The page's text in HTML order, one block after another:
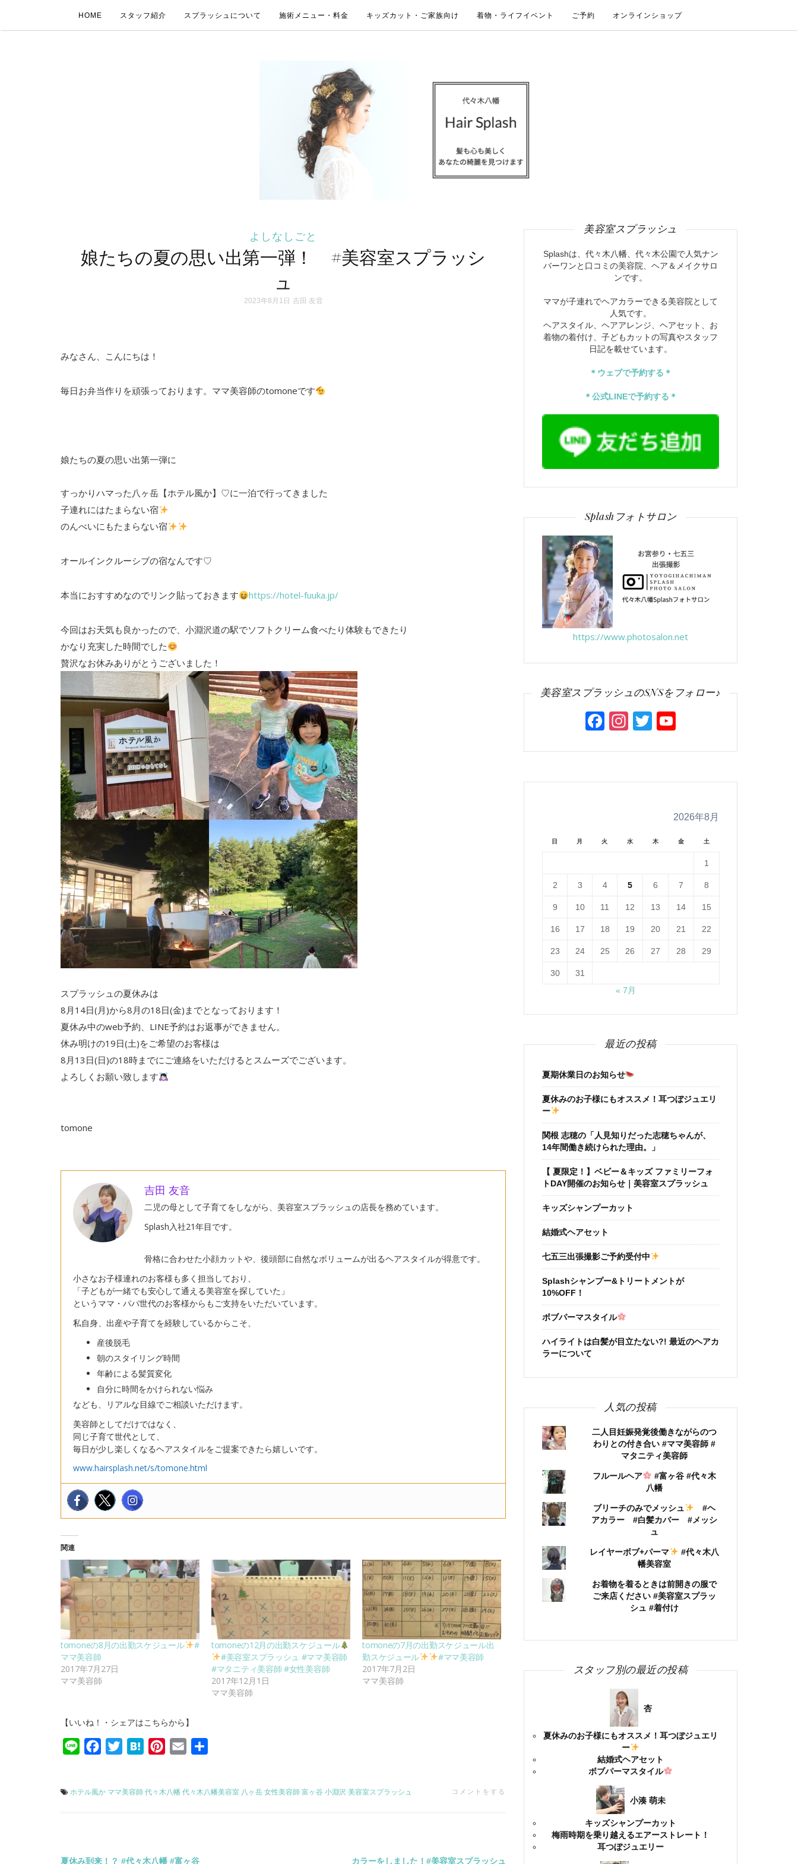
HOME スタッフ紹介 スプラッシュについて 施術メニュー・料金 キッズカット・ご家族向け 着物・ライフイベント ご予約 オンラインショップ
よしなしごと
娘たちの夏の思い出第一弾！ #美容室スプラッシ
ュ
2023年8月1日 吉田 友音
みなさん、こんにちは！
毎日お弁当作りを頑張っております。ママ美容師のtomoneです
娘たちの夏の思い出第一弾に
すっかりハマった八ヶ岳【ホテル風か】♡に一泊で行ってきました
子連れにはたまらない宿
のんべいにもたまらない宿
オールインクルーシブの宿なんです♡
本当におすすめなのでリンク貼っておきます https://hotel-fuuka.jp/
今回はお天気も良かったので、小淵沢道の駅でソフトクリーム食べたり体験もできたり
かなり充実した時間でした
贅沢なお休みありがとうございました！
スプラッシュの夏休みは
8月14日(月)から8月の18日(金)までとなっております！
夏休み中のweb予約、LINE予約はお返事ができません。
休み明けの19日(土)をご希望のお客様は
8月13日(日)の18時までにご連絡をいただけるとスムーズでございます。
よろしくお願い致します
tomone
吉田 友音
二児の母として子育てをしながら、美容室スプラッシュの店長を務めています。
Splash入社21年目です。
骨格に合わせた小顔カットや、後頭部に自然なボリュームが出るヘアスタイルが得意です。
小さなお子様連れのお客様も多く担当しており、
「子どもが一緒でも安心して通える美容室を探していた」
というママ・パパ世代のお客様からもご支持をいただいています。
私自身、出産や子育てを経験しているからこそ、
産後脱毛
朝のスタイリング時間
年齢による髪質変化
自分に時間をかけられない悩み
なども、リアルな目線でご相談いただけます。
美容師としてだけではなく、
同じ子育て世代として、
毎日が少し楽しくなるヘアスタイルをご提案できたら嬉しいです。
www.hairsplash.net/s/tomone.html
関連
tomoneの8月の出勤スケジュール
#
ママ美容師
2017年7月27日
ママ美容師
tomoneの12月の出勤スケジュール
#美容室スプラッシュ #ママ美容師
#マタニティ美容師 #女性美容師
2017年12月1日
ママ美容師
tomoneの7月の出勤スケジュール出
勤スケジュール
#ママ美容師
2017年7月2日
ママ美容師
【いいね！・シェアはこちらから】
Line FacebookTwitterHatenaPinterest
Email
ホテル風か ママ美容師代々木八幡代々木八幡美容室 八ヶ岳女性美容師富ヶ谷 小淵沢 美容室スプラッシュ コメントをする
夏休み到来！？ #代々木八幡 #富ヶ谷 カラーをしました！#美容室スプラッシュ
美容室スプラッシュ
Splashは、代々木八幡、代々木公園で人気ナン
バーワンと口コミの美容院、ヘア＆メイクサロ
ンです。
ママが子連れでヘアカラーできる美容院として
人気です。
ヘアスタイル、ヘアアレンジ、ヘアセット、お
着物の着付け、子どもカットの写真やスタッフ
日記を載せています。
＊ウェブで予約する＊
＊公式LINEで予約する＊
Splashフォトサロン
https://www.photosalon.net
美容室スプラッシュのSNSをフォロー♪
Facebook
Instagram
Twitter
2026年8月
日 月 火 水 木 金 土
1
2 3 4 5 6 7 8
9 10 11 12 13 14 15
16 17 18 19 20 21 22
23 24 25 26 27 28 29
30
31
« 7月
最近の投稿
夏期休業日のお知らせ
夏休みのお子様にもオススメ！耳つぼジュエリ
ー
関根 志穂の「人見知りだった志穂ちゃんが、
14年間働き続けられた理由。」
【 夏限定！】ベビー＆キッズ ファミリーフォ
トDAY開催のお知らせ｜美容室スプラッシュ
キッズシャンプーカット
結婚式ヘアセット
七五三出張撮影ご予約受付中
Splashシャンプー&トリートメントが
10%OFF！
ボブパーマスタイル
ハイライトは白髪が目立たない?! 最近のヘアカ
ラーについて
人気の投稿
二人目妊娠発覚後働きながらのつ
わりとの付き合い #ママ美容師 #
マタニティ美容師
フルールヘア
#富ヶ谷 #代々木
八幡
ブリーチのみでメッシュ
#ヘ
アカラー #白髪カバー #メッシ
ュ
レイヤーボブ+パーマ
#代々木八
幡美容室
お着物を着るときは前開きの服で
ご来店ください #美容室スプラッ
シュ #着付け
スタッフ別の最近の投稿
杏
夏休みのお子様にもオススメ！耳つぼジュエリ
ー
結婚式ヘアセット
ボブパーマスタイル
小湊 萌未
キッズシャンプーカット
梅雨時期を乗り越えるエアーストレート！
耳つぼジュエリー